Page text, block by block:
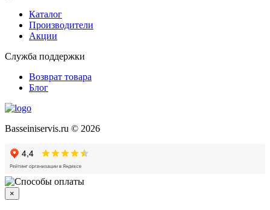
Каталог
Производители
Акции
Служба поддержки
Возврат товара
Блог
Basseiniservis.ru © 2026
×